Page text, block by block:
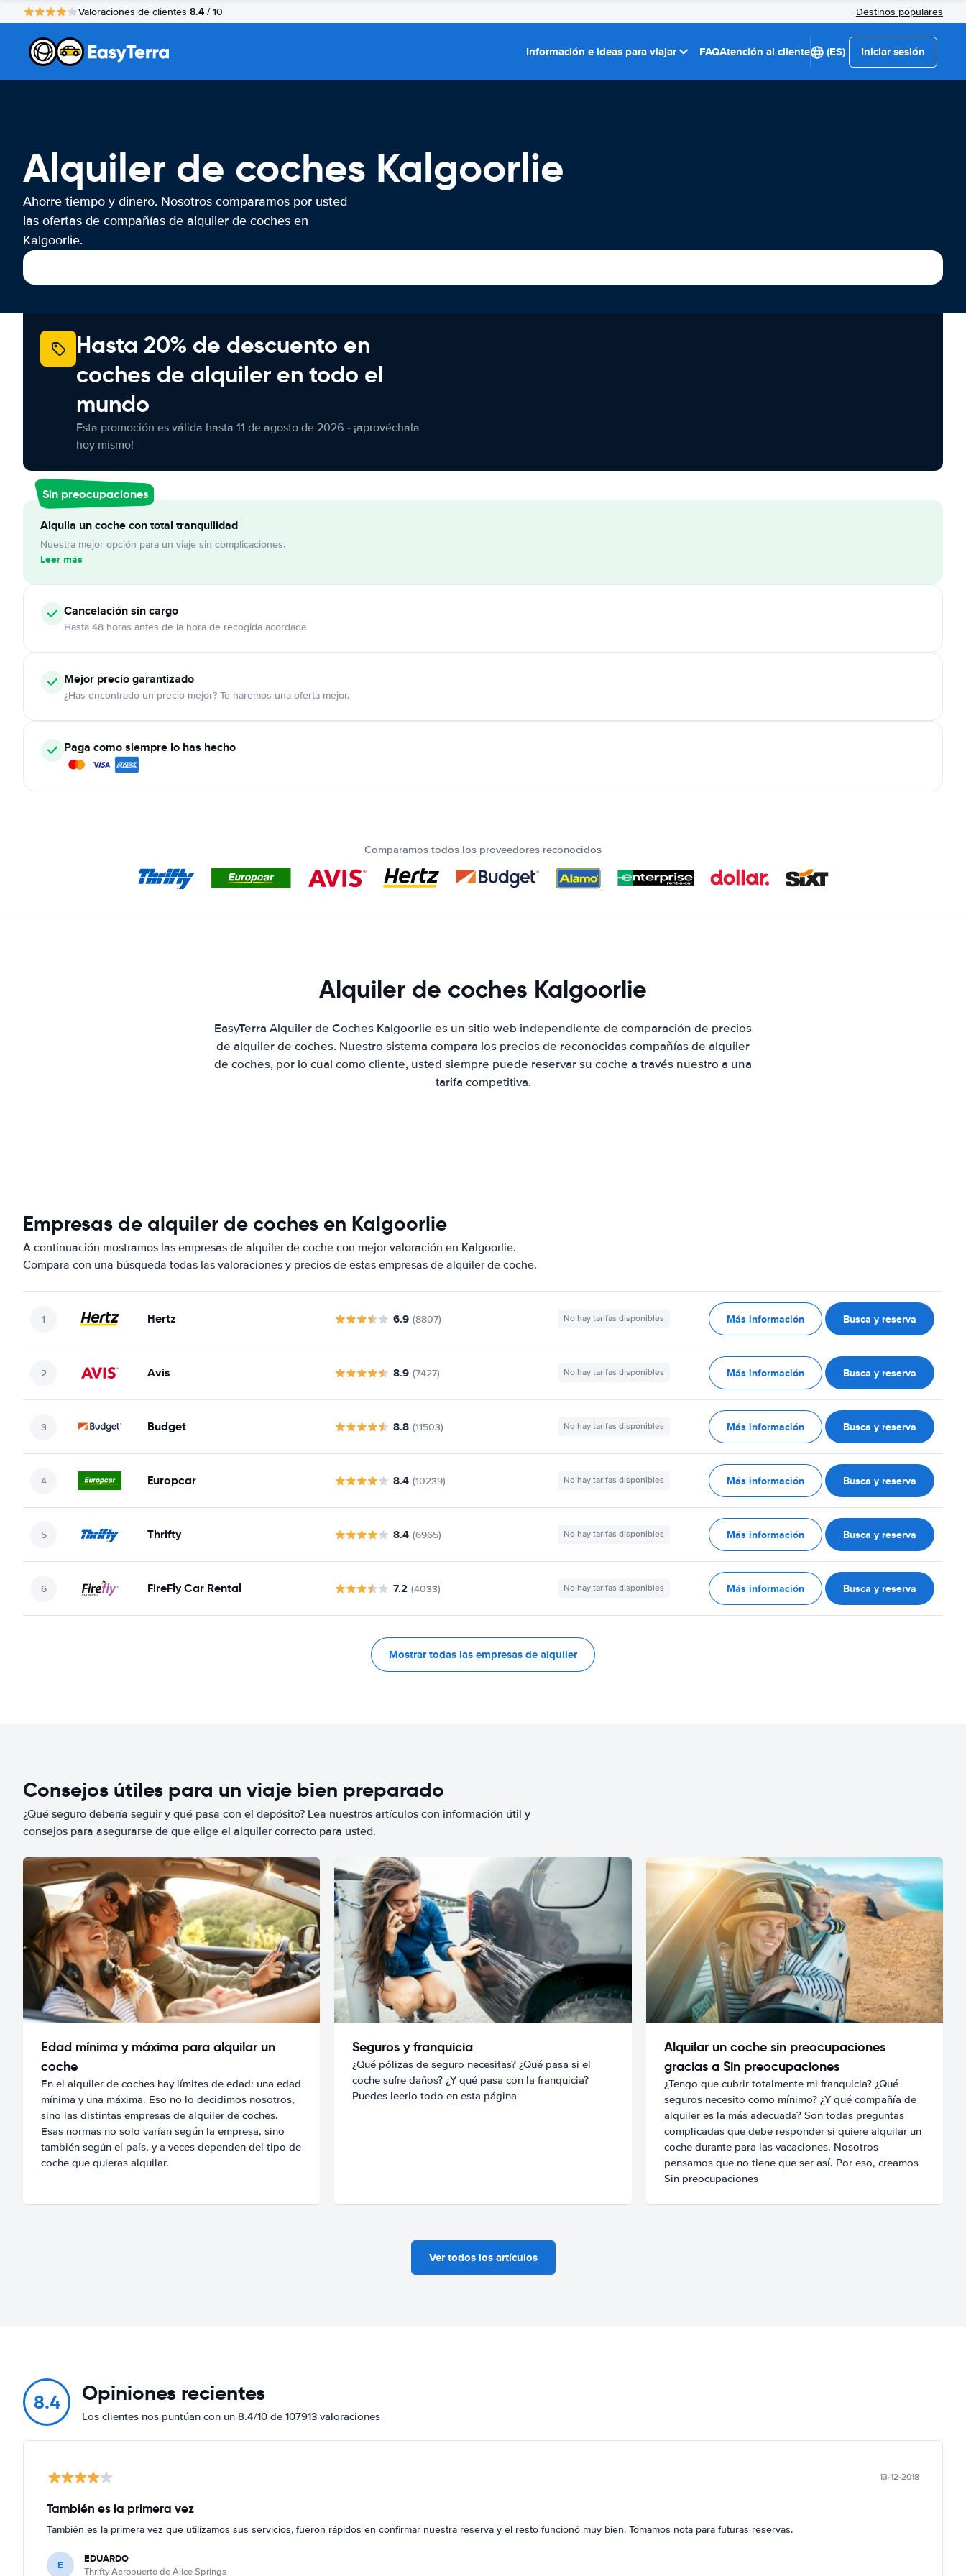
Valoraciones de clientes 8.4 / 10 Destinos populares
Información e ideas para viajar FAQAtención al cliente (ES) Iniciar sesión
Alquiler de coches Kalgoorlie
Ahorre tiempo y dinero. Nosotros comparamos por usted
las ofertas de compañías de alquiler de coches en
Kalgoorlie.
Hasta 20% de descuento en
coches de alquiler en todo el
mundo
Esta promoción es válida hasta 11 de agosto de 2026 - ¡aprovéchala
hoy mismo!
Sin preocupaciones
Alquila un coche con total tranquilidad
Nuestra mejor opción para un viaje sin complicaciones.
Leer más
Cancelaciónsin cargo
Hasta 48 horas antes de la hora de recogida acordada
Mejor precio garantizado
¿Has encontrado un precio mejor? Te haremos una oferta mejor.
Paga como siempre lo has hecho
Comparamos todos los proveedores reconocidos
Alquiler de coches Kalgoorlie
EasyTerra Alquiler de Coches Kalgoorlie es un sitio web independiente de comparación de precios
de alquiler de coches. Nuestro sistema compara los precios de reconocidas compañías de alquiler
de coches, por lo cual como cliente, usted siempre puede reservar su coche a través nuestro a una
tarifa competitiva.
Empresas de alquiler de coches en Kalgoorlie
A continuación mostramos las empresas de alquiler de coche con mejor valoración en Kalgoorlie.
Compara con una búsqueda todas las valoraciones y precios de estas empresas de alquiler de coche.
Hertz 6.9 (8807) No hay tarifas disponibles Más información Busca y reserva
Avis 8.9 (7427) No hay tarifas disponibles Más información Busca y reserva
Budget 8.8 (11503) No hay tarifas disponibles Más información Busca y reserva
Europcar 8.4 (10239) No hay tarifas disponibles Más información Busca y reserva
Thrifty 8.4 (6965) No hay tarifas disponibles Más información Busca y reserva
FireFly Car Rental 7.2 (4033) No hay tarifas disponibles Más información Busca y reserva
Mostrar todas las empresas de alquiler
Consejos útiles para un viaje bien preparado
¿Qué seguro debería seguir y qué pasa con el depósito? Lea nuestros artículos con información útil y
consejos para asegurarse de que elige el alquiler correcto para usted.
Edad mínima y máxima para alquilar un
coche
En el alquiler de coches hay límites de edad: una edad
mínima y una máxima. Eso no lo decidimos nosotros,
sino las distintas empresas de alquiler de coches.
Esas normas no solo varían según la empresa, sino
también según el país, y a veces dependen del tipo de
coche que quieras alquilar.
Seguros y franquicia
¿Qué pólizas de seguro necesitas? ¿Qué pasa si el
coche sufre daños? ¿Y qué pasa con la franquicia?
Puedes leerlo todo en esta página
Alquilar un coche sin preocupaciones
gracias a Sin preocupaciones
¿Tengo que cubrir totalmente mi franquicia? ¿Qué
seguros necesito como mínimo? ¿Y qué compañía de
alquiler es la más adecuada? Son todas preguntas
complicadas que debe responder si quiere alquilar un
coche durante para las vacaciones. Nosotros
pensamos que no tiene que ser así. Por eso, creamos
Sin preocupaciones
Ver todos los artículos
8.4 Opiniones recientes
Los clientes nos puntúan con un 8.4/10 de 107913 valoraciones
13-12-2018
También es la primera vez
También es la primera vez que utilizamos sus servicios, fueron rápidos en confirmar nuestra reserva y el resto funcionó muy bien. Tomamos nota para futuras reservas.
E EDUARDO
Thrifty Aeropuerto de Alice Springs